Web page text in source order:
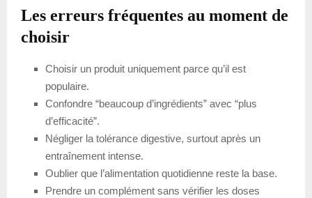
Les erreurs fréquentes au moment de
choisir
Choisir un produit uniquement parce qu’il est
populaire.
Confondre “beaucoup d’ingrédients” avec “plus
d’efficacité”.
Négliger la tolérance digestive, surtout après un
entraînement intense.
Oublier que l’alimentation quotidienne reste la base.
Prendre un complément sans vérifier les doses